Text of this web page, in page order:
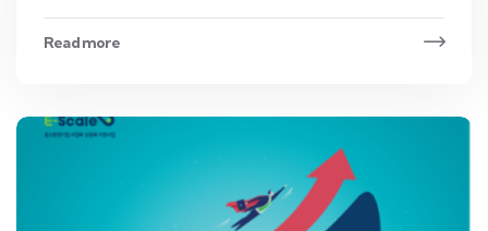
Read more